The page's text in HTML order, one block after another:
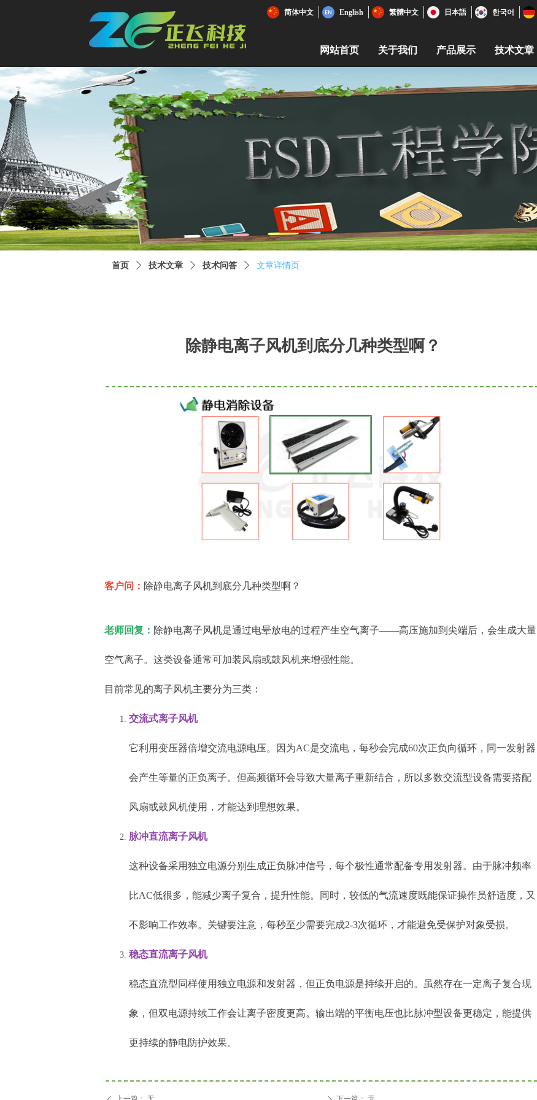
简体中文 English 繁體中文 日本語 한국어
网站首页 关于我们 产品展示 技术文章
客户问： 除静电离子风机到底分几种类型啊？
老师回复： 除静电离子风机是通过电晕放电的过程产生空气离子——高压施加到尖端后，会生成大量
空气离子。这类设备通常可加装风扇或鼓风机来增强性能。
目前常见的离子风机主要分为三类：
交流式离子风机
它利用变压器倍增交流电源电压。因为AC是交流电，每秒会完成60次正负向循环，同一发射器
会产生等量的正负离子。但高频循环会导致大量离子重新结合，所以多数交流型设备需要搭配
风扇或鼓风机使用，才能达到理想效果。
脉冲直流离子风机
这种设备采用独立电源分别生成正负脉冲信号，每个极性通常配备专用发射器。由于脉冲频率
比AC低很多，能减少离子复合，提升性能。同时，较低的气流速度既能保证操作员舒适度，又
不影响工作效率。关键要注意，每秒至少需要完成2-3次循环，才能避免受保护对象受损。
稳态直流离子风机
稳态直流型同样使用独立电源和发射器，但正负电源是持续开启的。虽然存在一定离子复合现
象，但双电源持续工作会让离子密度更高。输出端的平衡电压也比脉冲型设备更稳定，能提供
更持续的静电防护效果。
除静电离子风机到底分几种类型啊？
首页 ꄲ 技术文章 ꄲ 技术问答 ꄲ 文章详情页